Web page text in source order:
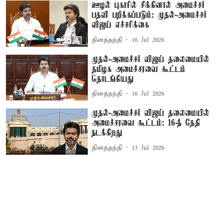
ஊழல் புகாரில் சிக்கினால் அமைச்சர்
பதவி பறிக்கப்படும்: முதல்-அமைச்சர்
விஜய் எச்சரிக்கை
தினத்தந்தி 16 Jul 2026
முதல்-அமைச்சர் விஜய் தலைமையில்
தமிழக அமைச்சரவை கூட்டம்
தொடங்கியது
தினத்தந்தி 16 Jul 2026
முதல்-அமைச்சர் விஜய் தலைமையில்
அமைச்சரவை கூட்டம்: 16-ந் தேதி
நடக்கிறது
தினத்தந்தி 13 Jul 2026